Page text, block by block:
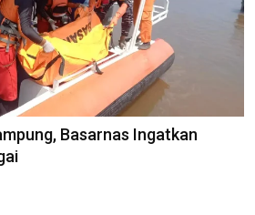
Basarnas Ingatkan